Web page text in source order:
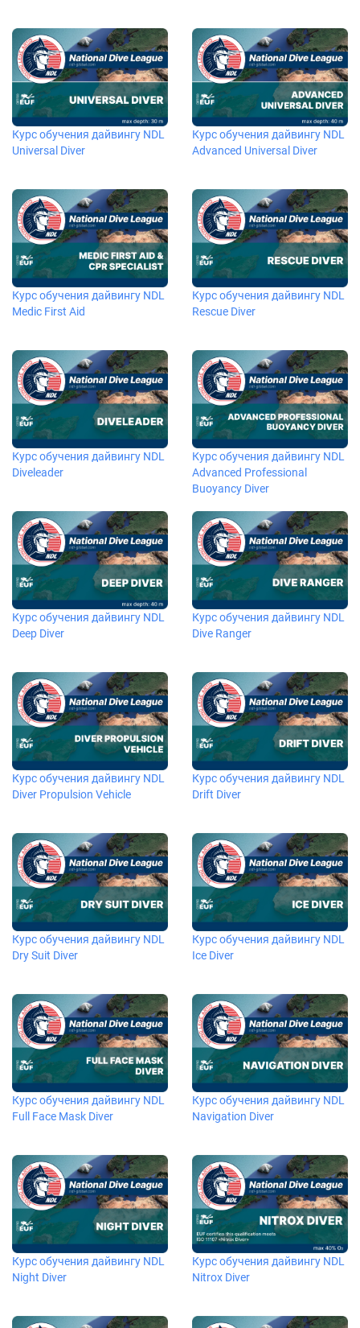
Курс обучения дайвингу NDL
Universal Diver
Курс обучения дайвингу NDL
Advanced Universal Diver
Курс обучения дайвингу NDL
Medic First Aid
Курс обучения дайвингу NDL
Rescue Diver
Курс обучения дайвингу NDL
Diveleader
Курс обучения дайвингу NDL
Advanced Professional
Buoyancy Diver
Курс обучения дайвингу NDL
Deep Diver
Курс обучения дайвингу NDL
Dive Ranger
Курс обучения дайвингу NDL
Diver Propulsion Vehicle
Курс обучения дайвингу NDL
Drift Diver
Курс обучения дайвингу NDL
Dry Suit Diver
Курс обучения дайвингу NDL
Ice Diver
Курс обучения дайвингу NDL
Full Face Mask Diver
Курс обучения дайвингу NDL
Navigation Diver
Курс обучения дайвингу NDL
Night Diver
Курс обучения дайвингу NDL
Nitrox Diver